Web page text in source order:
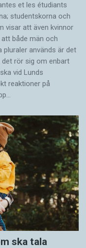
et les étudiants
studentskorna och
visar att även kvinnor
både män och
pluraler används är det
rör sig om enbart
vid Lunds
reaktioner på
ska tala